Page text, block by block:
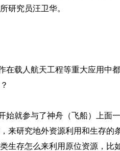
研究员汪卫华。
在载人航天工程等重大应用中
始就参与了神舟（飞船）上面
来研究地外资源利用和生存的
生存怎么来利用原位资源，比